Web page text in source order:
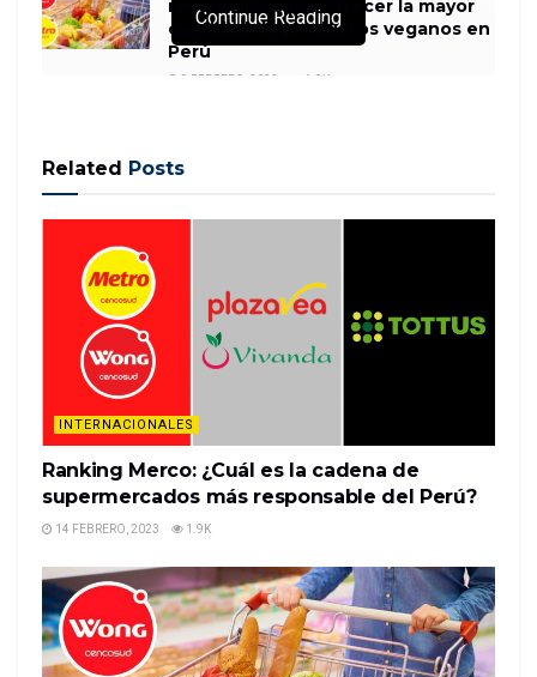
reconocidos por ofrecer la mayor
cantidad de productos veganos en
Perú
8 FEBRERO, 2023 1.9K
de oposición este sábado para “traer la paz al país”
después de semanas de enfrentamientos políticos
mortales.
El ministro de Obras Públicas, Yerko Núñez, di…
READ MORE
Continue Reading
Related Posts
INTERNACIONALES
Ranking Merco: ¿Cuál es la cadena de
supermercados más responsable del Perú?
14 FEBRERO, 2023 1.9K